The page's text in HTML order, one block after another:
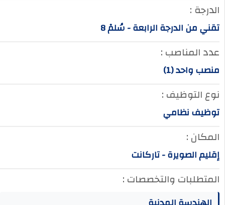
الدرجة :
تقني من الدرجة الرابعة - سُلمْ 8
عدد المناصب :
منصب واحد (1)
نوع التوظيف :
توظيف نظامي
المكان :
إقليم الصويرة - تاركانت
المتطلبات والتخصصات :